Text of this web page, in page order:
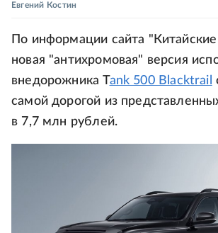
Евгений Костин
По информации сайта
новая "антихромовая" версия
внедорожника Tank 500 Blacktrail
самой дорогой из
в 7,7 млн рублей.